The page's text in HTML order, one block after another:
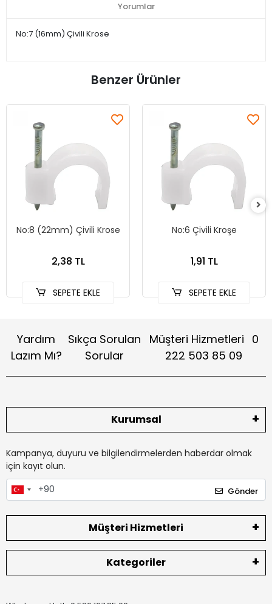
Yorumlar
No:7 (16mm) Çivili Krose
Benzer Ürünler
No:8 (22mm) Çivili Krose
2,38 TL
SEPETE EKLE
No:6 Çivili Kroşe
1,91 TL
SEPETE EKLE
Yardım
Lazım Mı?
Sıkça Sorulan
Sorular
Müşteri Hizmetleri 0
222 503 85 09
Kurumsal
Kampanya, duyuru ve bilgilendirmelerden haberdar olmak
için kayıt olun.
Gönder
Müşteri Hizmetleri
Kategoriler